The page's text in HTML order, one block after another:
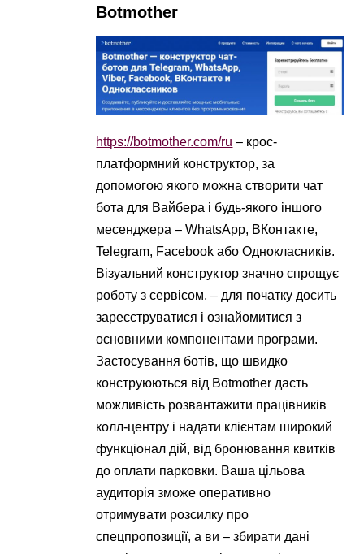
Botmother
https://botmother.com/ru – крос-
платформний конструктор, за
допомогою якого можна створити чат
бота для Вайбера і будь-якого іншого
месенджера – WhatsApp, ВКонтакте,
Telegram, Facebook або Однокласників.
Візуальний конструктор значно спрощує
роботу з сервісом, – для початку досить
зареєструватися і ознайомитися з
основними компонентами програми.
Застосування ботів, що швидко
конструюються від Botmother дасть
можливість розвантажити працівників
колл-центру і надати клієнтам широкий
функціонал дій, від бронювання квитків
до оплати парковки. Ваша цільова
аудиторія зможе оперативно
отримувати розсилку про
спецпропозиції, а ви – збирати дані